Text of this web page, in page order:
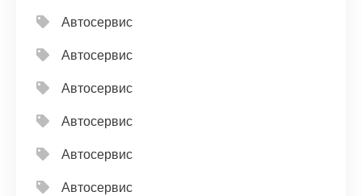
Автосервис
Автосервис
Автосервис
Автосервис
Автосервис
Автосервис